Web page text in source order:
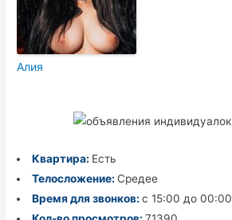
Алия
Квартира: Есть
Телосложение: Средее
Время для звонков: с 15:00 до 00:00